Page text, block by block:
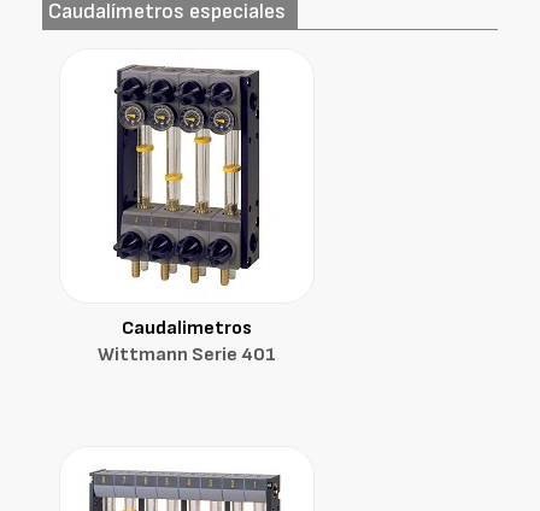
Caudalímetros especiales
Caudalimetros
Wittmann Serie 401